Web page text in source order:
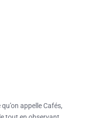
appelle Cafés,